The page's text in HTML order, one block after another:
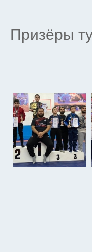
Призёры